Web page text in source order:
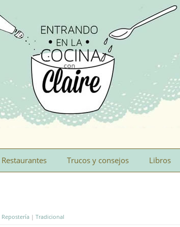
Restaurantes Trucos y consejos Libros
Repostería | Tradicional